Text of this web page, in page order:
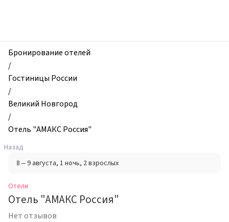
Отель
"АМАКС
Россия",
Великий
Новгород,
Россия
Бронирование отелей
/
Гостиницы России
/
Великий Новгород
/
Отель "АМАКС Россия"
Назад
8 – 9 августа, 1 ночь, 2 взрослых
Отели
Отель "АМАКС Россия"
Нет отзывов